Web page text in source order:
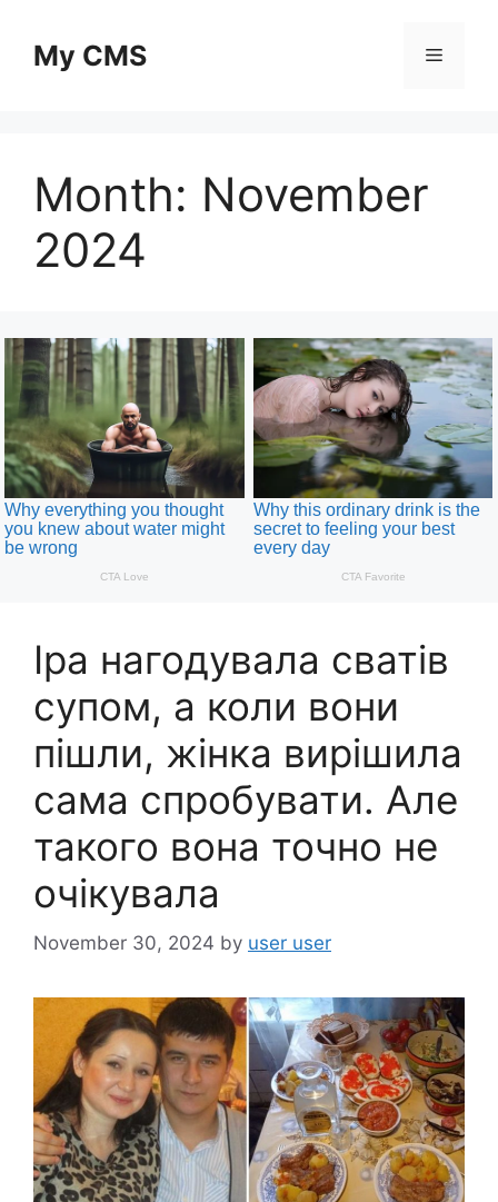
contentMy CMS Menu
Month: November
2024
Іра нагодувала сватів
супом, а коли вони
пішли, жінка вирішила
сама спробувати. Але
такого вона точно не
очікувала
November 30, 2024 by user user